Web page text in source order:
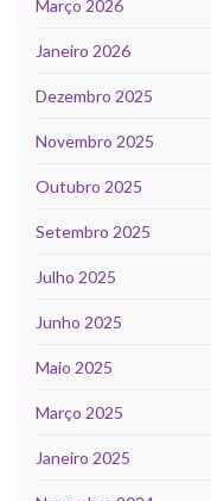
Março 2026
Janeiro 2026
Dezembro 2025
Novembro 2025
Outubro 2025
Setembro 2025
Julho 2025
Junho 2025
Maio 2025
Março 2025
Janeiro 2025